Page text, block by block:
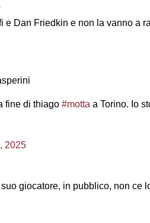
Dan Friedkin e non la vanno a
fine di thiago #motta a Torino. Io
2025
giocatore, in pubblico, non ce